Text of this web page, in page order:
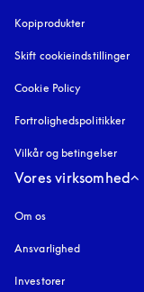
Kopiprodukter
Skift cookieindstillinger
Cookie Policy
Fortrolighedspolitikker
Vilkår og betingelser
Vores virksomhed
Om os
Ansvarlighed
Investorer